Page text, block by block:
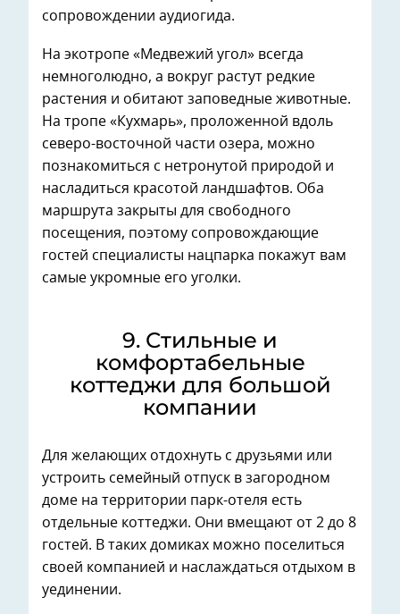
сопровождении аудиогида.
На экотропе «Медвежий угол» всегда
немноголюдно, а вокруг растут редкие
растения и обитают заповедные животные.
На тропе «Кухмарь», проложенной вдоль
северо-восточной части озера, можно
познакомиться с нетронутой природой и
насладиться красотой ландшафтов. Оба
маршрута закрыты для свободного
посещения, поэтому сопровождающие
гостей специалисты нацпарка покажут вам
самые укромные его уголки.
9. ⁠Стильные и
комфортабельные
коттеджи для большой
компании
Для желающих отдохнуть с друзьями или
устроить семейный отпуск в загородном
доме на территории парк-отеля есть
отдельные коттеджи. Они вмещают от 2 до 8
гостей. В таких домиках можно поселиться
своей компанией и наслаждаться отдыхом в
уединении.